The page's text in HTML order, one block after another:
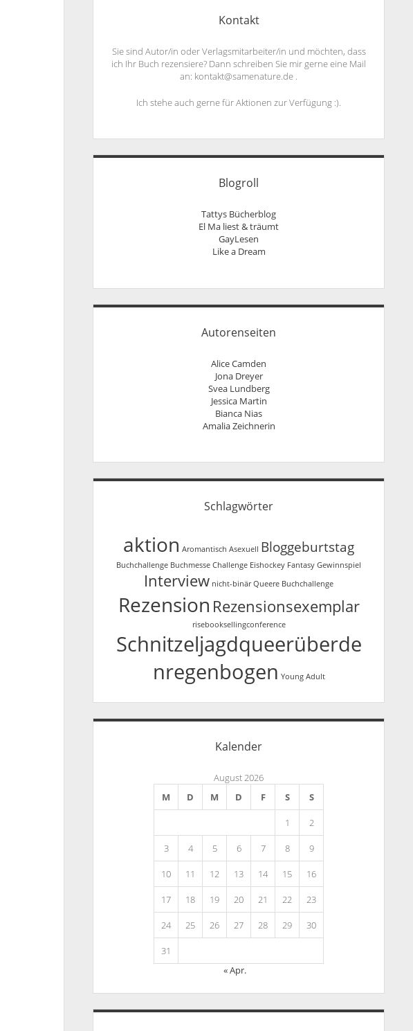
Kontakt
Sie sind Autor/in oder Verlagsmitarbeiter/in und möchten, dass
ich Ihr Buch rezensiere? Dann schreiben Sie mir gerne eine Mail
an: kontakt@samenature.de .
Ich stehe auch gerne für Aktionen zur Verfügung :).
Blogroll
Tattys Bücherblog
El Ma liest & träumt
GayLesen
Like a Dream
Autorenseiten
Alice Camden
Jona Dreyer
Svea Lundberg
Jessica Martin
Bianca Nias
Amalia Zeichnerin
Schlagwörter
aktion Aromantisch Asexuell Bloggeburtstag
Buchchallenge Buchmesse Challenge Eishockey Fantasy Gewinnspiel
Interview nicht-binär Queere Buchchallenge
Rezension Rezensionsexemplar
risebooksellingconference
Schnitzeljagdqueerüberde
nregenbogen Young Adult
Kalender
August 2026
M
D M D F S S
1 2
3 4 5 6 7 8 9
10 11 12 13 14 15 16
17 18 19 20 21 22 23
24 25 26 27 28 29 30
31
« Apr.